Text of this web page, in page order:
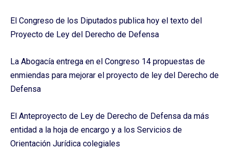
El Congreso de los Diputados publica hoy el texto del
Proyecto de Ley del Derecho de Defensa
La Abogacía entrega en el Congreso 14 propuestas de
enmiendas para mejorar el proyecto de ley del Derecho de
Defensa
El Anteproyecto de Ley de Derecho de Defensa da más
entidad a la hoja de encargo y a los Servicios de
Orientación Jurídica colegiales